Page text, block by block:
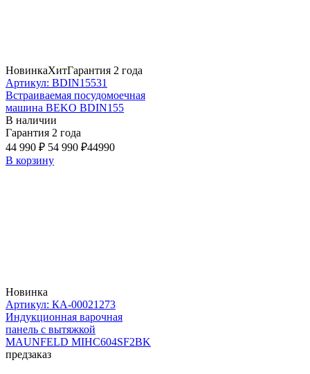
НовинкаХитГарантия 2 года
Артикул: BDIN15531
Встраиваемая посудомоечная
машина BEKO BDIN155
В наличии
Гарантия 2 года
44 990 ₽ 54 990 ₽44990
В корзину
Новинка
Артикул: КА-00021273
Индукционная варочная
панель с вытяжкой
MAUNFELD MIHC604SF2BK
предзаказ